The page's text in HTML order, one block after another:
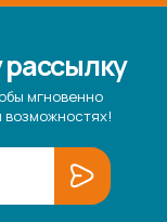
мгновенно